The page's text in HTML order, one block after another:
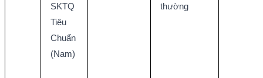
SKTQ
Tiêu
Chuẩn
(Nam)
thường